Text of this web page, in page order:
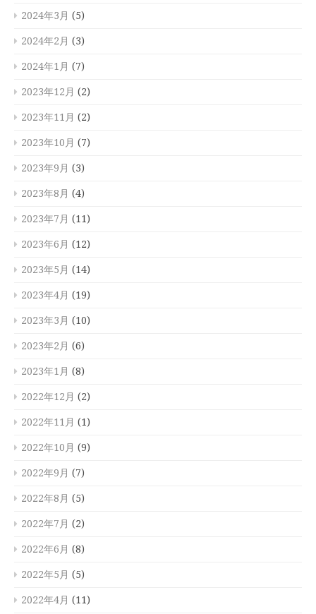
2024年3月 (5)
2024年2月 (3)
2024年1月 (7)
2023年12月 (2)
2023年11月 (2)
2023年10月 (7)
2023年9月 (3)
2023年8月 (4)
2023年7月 (11)
2023年6月 (12)
2023年5月 (14)
2023年4月 (19)
2023年3月 (10)
2023年2月 (6)
2023年1月 (8)
2022年12月 (2)
2022年11月 (1)
2022年10月 (9)
2022年9月 (7)
2022年8月 (5)
2022年7月 (2)
2022年6月 (8)
2022年5月 (5)
2022年4月 (11)